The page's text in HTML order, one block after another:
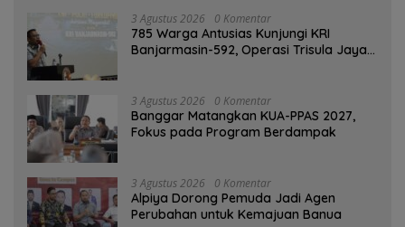
3 Agustus 2026 0 Komentar
785 Warga Antusias Kunjungi KRI
Banjarmasin-592, Operasi Trisula Jaya
3 Agustus 2026 0 Komentar
‎Banggar Matangkan KUA-PPAS 2027,
Fokus pada Program Berdampak
3 Agustus 2026 0 Komentar
‎Alpiya Dorong Pemuda Jadi Agen
Perubahan untuk Kemajuan Banua ‎